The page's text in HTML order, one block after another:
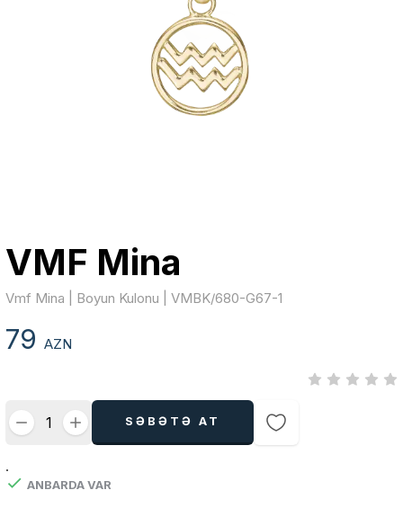
VMF Mina
Vmf Mina | Boyun Kulonu | VMBK/680-G67-1
79AZN
SƏBƏTƏ AT
.
ANBARDA VAR